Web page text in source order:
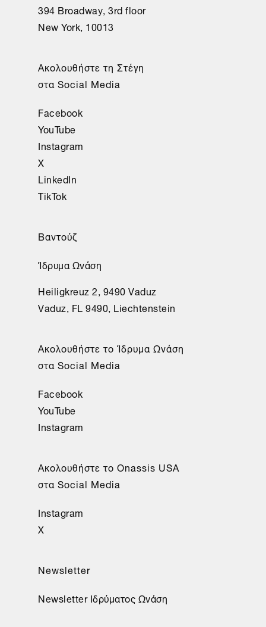
394 Broadway, 3rd floor
New York, 10013
Ακολουθήστε τη Στέγη
στα Social Media
Facebook
YouTube
Instagram
X
LinkedIn
TikTok
Βαντούζ
Ίδρυμα Ωνάση
Heiligkreuz 2, 9490 Vaduz
Vaduz, FL 9490, Liechtenstein
Aκολουθήστε το Ίδρυμα Ωνάση
στα Social Media
Facebook
YouTube
Instagram
Aκολουθήστε το Onassis USA
στα Social Media
Instagram
X
Newsletter
Newsletter Ιδρύματος Ωνάση